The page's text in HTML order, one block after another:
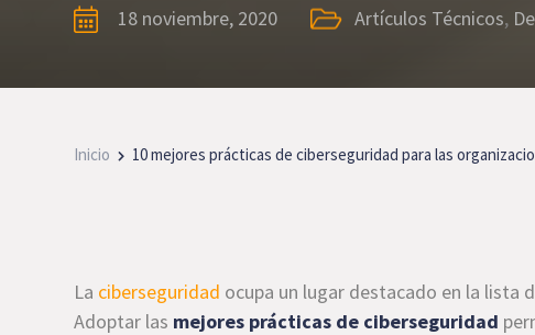
18 noviembre, 2020 Artículos Técnicos,
Inicio 10 mejores prácticas de ciberseguridad para las
La ciberseguridad ocupa un lugar destacado en la lista
Adoptar las mejores prácticas de ciberseguridad